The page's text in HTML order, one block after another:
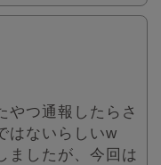
やつ通報したらさ
はないらしいw
ましたが、今回は